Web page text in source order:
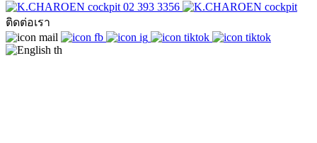
02 393 3356
ติดต่อเรา
th